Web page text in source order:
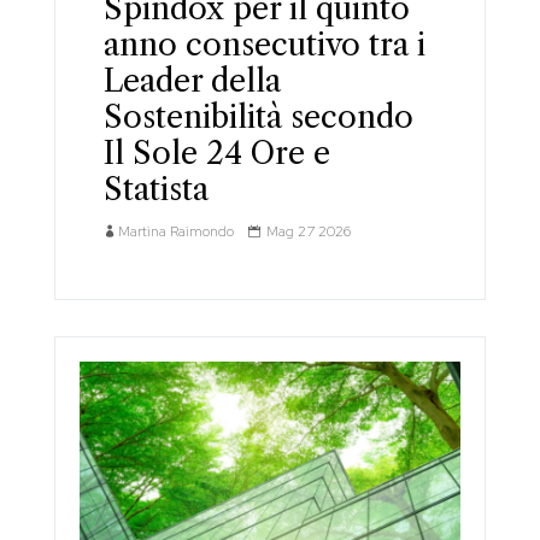
Spindox per il quinto
anno consecutivo tra i
Leader della
Sostenibilità secondo
Il Sole 24 Ore e
Statista
Martina Raimondo Mag 27 2026